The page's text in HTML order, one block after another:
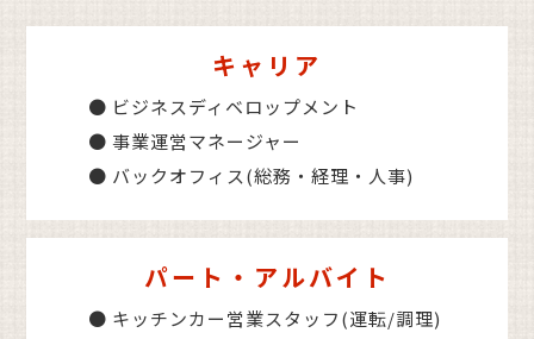
キャリア
● ビジネスディベロップメント
● 事業運営マネージャー
● バックオフィス(総務・経理・人事)
パート・アルバイト
● キッチンカー営業スタッフ(運転/調理)